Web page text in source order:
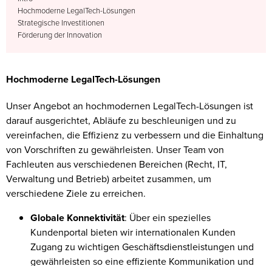
Hochmoderne LegalTech-Lösungen
Strategische Investitionen
Förderung der Innovation
Hochmoderne LegalTech-Lösungen
Unser Angebot an hochmodernen LegalTech-Lösungen ist
darauf ausgerichtet, Abläufe zu beschleunigen und zu
vereinfachen, die Effizienz zu verbessern und die Einhaltung
von Vorschriften zu gewährleisten. Unser Team von
Fachleuten aus verschiedenen Bereichen (Recht, IT,
Verwaltung und Betrieb) arbeitet zusammen, um
verschiedene Ziele zu erreichen.
Globale Konnektivität: Über ein spezielles
Kundenportal bieten wir internationalen Kunden
Zugang zu wichtigen Geschäftsdienstleistungen und
gewährleisten so eine effiziente Kommunikation und